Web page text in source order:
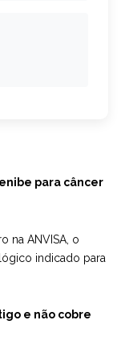
para câncer
na ANVISA, o
indicado para
e não cobre